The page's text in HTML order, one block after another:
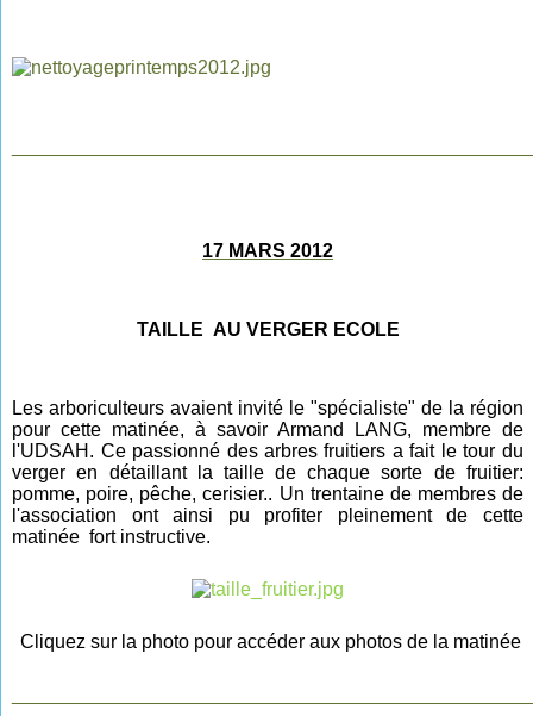
17 MARS 2012
TAILLE AU VERGER ECOLE
Les arboriculteurs avaient invité le "spécialiste" de la région
pour cette matinée, à savoir Armand LANG, membre de
l'UDSAH. Ce passionné des arbres fruitiers a fait le tour du
verger en détaillant la taille de chaque sorte de fruitier:
pomme, poire, pêche, cerisier.. Un trentaine de membres de
l'association ont ainsi pu profiter pleinement de cette
matinée fort instructive.
Cliquez sur la photo pour accéder aux photos de la matinée